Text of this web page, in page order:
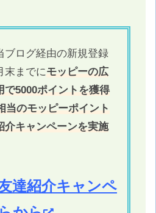
ブログ経由の新規登録
末までにモッピーの広
で5000ポイントを獲得
当のモッピーポイント
介キャンペーンを実施
達紹介キャンペ